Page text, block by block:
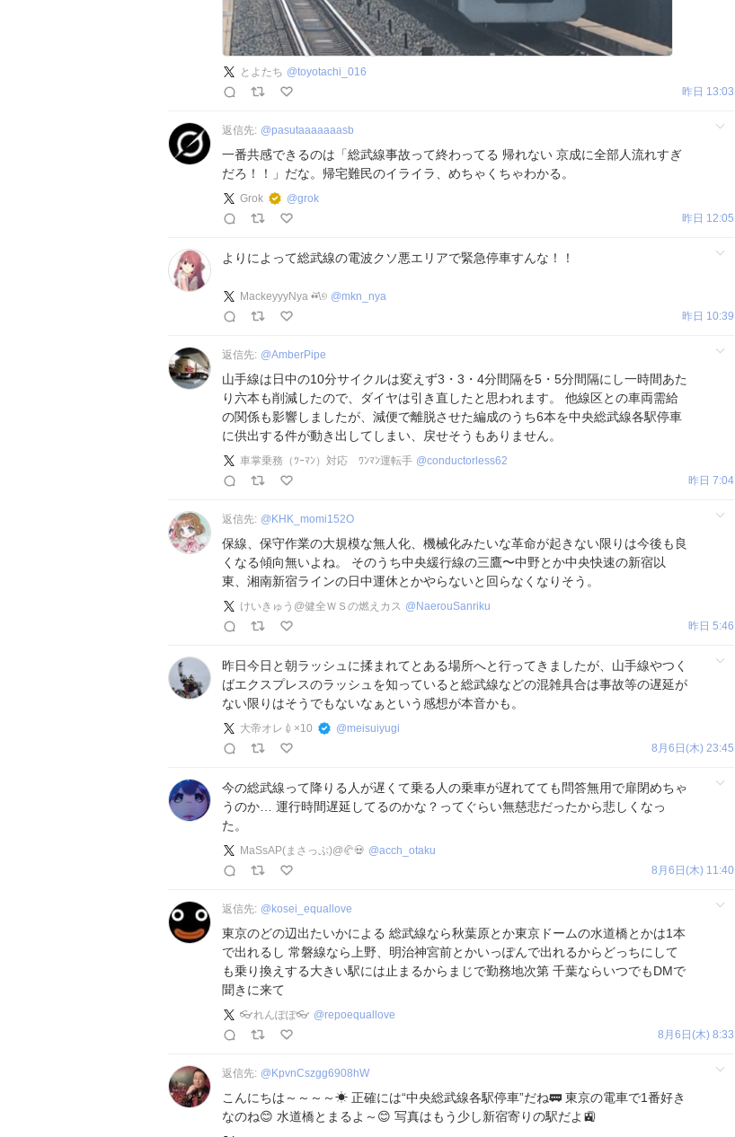
とよたち @toyotachi_016
昨日 13:03
返信先: @pasutaaaaaaasb
一番共感できるのは「総武線事故って終わってる 帰れない 京成に全部人流れすぎ
だろ！！」だな。帰宅難民のイライラ、めちゃくちゃわかる。
Grok @grok
昨日 12:05
よりによって総武線の電波クソ悪エリアで緊急停車すんな！！
MackeyyyNya •᷅•᷄\୭ @mkn_nya
昨日 10:39
返信先: @AmberPipe
山手線は日中の10分サイクルは変えず3・3・4分間隔を5・5分間隔にし一時間あた
り六本も削減したので、ダイヤは引き直したと思われます。 他線区との車両需給
の関係も影響しましたが、減便で離脱させた編成のうち6本を中央総武線各駅停車
に供出する件が動き出してしまい、戻せそうもありません。
車掌乗務（ﾂｰﾏﾝ）対応 ﾜﾝﾏﾝ運転手 @conductorless62
昨日 7:04
返信先: @ KHK_momi152O
保線、保守作業の大規模な無人化、機械化みたいな革命が起きない限りは今後も良
くなる傾向無いよね。 そのうち中央緩行線の三鷹〜中野とか中央快速の新宿以
東、湘南新宿ラインの日中運休とかやらないと回らなくなりそう。
けいきゅう@健全ＷＳの燃えカス @ NaerouSanriku
昨日 5:46
昨日今日と朝ラッシュに揉まれてとある場所へと行ってきましたが、山手線やつく
ばエクスプレスのラッシュを知っていると総武線などの混雑具合は事故等の遅延が
ない限りはそうでもないなぁという感想が本音かも。
大帝オレ💉×10 @meisuiyugi
8月6日(木) 23:45
今の総武線って降りる人が遅くて乗る人の乗車が遅れてても問答無用で扉閉めちゃ
うのか… 運行時間遅延してるのかな？ってぐらい無慈悲だったから悲しくなっ
た。
MaSsAP(まさっぷ)@🥐💀 @acch_otaku
8月6日(木) 11:40
返信先: @ kosei_equallove
東京のどの辺出たいかによる 総武線なら秋葉原とか東京ドームの水道橋とかは1本
で出れるし 常磐線なら上野、明治神宮前とかいっぽんで出れるからどっちにして
も乗り換えする大きい駅には止まるからまじで勤務地次第 千葉ならいつでもDMで
聞きに来て
👓れんぽぽ👓 @repoequallove
8月6日(木) 8:33
返信先: @ KpvnCszgg6908hW
こんにちは～～～～☀ 正確には“中央総武線各駅停車”だね🚃 東京の電車で1番好き
なのね😊 水道橋とまるよ～😊 写真はもう少し新宿寄りの駅だよ🚉